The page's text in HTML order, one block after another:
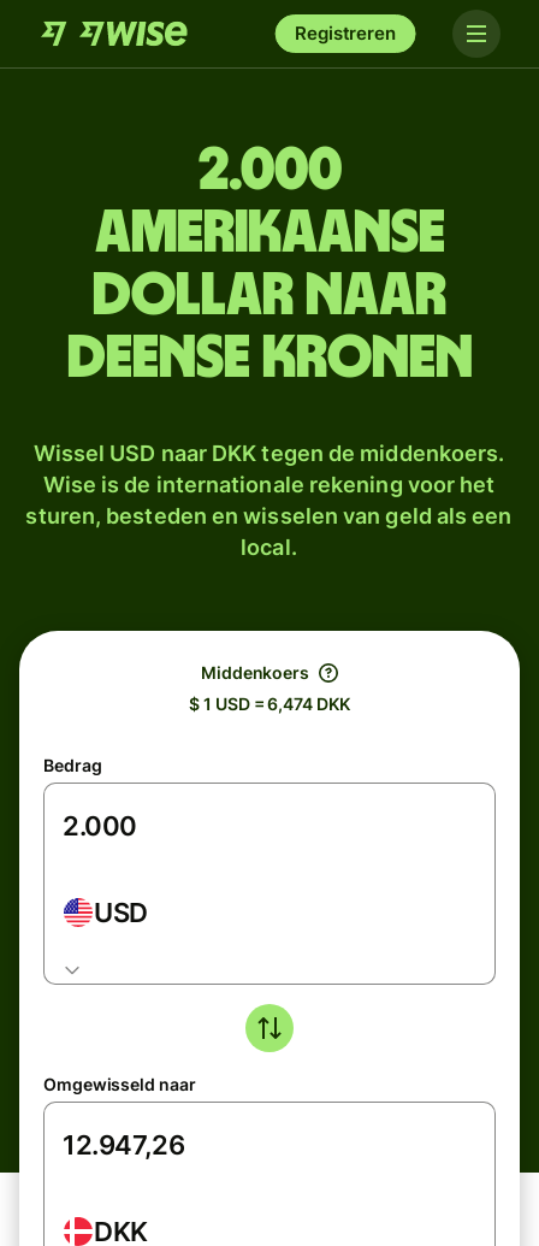
Registreren
2.000
Amerikaanse
dollar naar
Deense kronen
Wissel USD naar DKK tegen de middenkoers.
Wise is de internationale rekening voor het
sturen, besteden en wisselen van geld als een
local.
Middenkoers
$ 1 USD = 6,474 DKK
Bedrag
USD
Omgewisseld naar
DKK